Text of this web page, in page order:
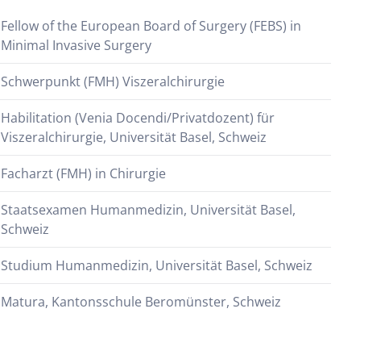
Fellow of the European Board of Surgery (FEBS) in
Minimal Invasive Surgery
Schwerpunkt (FMH) Viszeralchirurgie
Habilitation (Venia Docendi/Privatdozent) für
Viszeralchirurgie, Universität Basel, Schweiz
Facharzt (FMH) in Chirurgie
Staatsexamen Humanmedizin, Universität Basel,
Schweiz
Studium Humanmedizin, Universität Basel, Schweiz
Matura, Kantonsschule Beromünster, Schweiz